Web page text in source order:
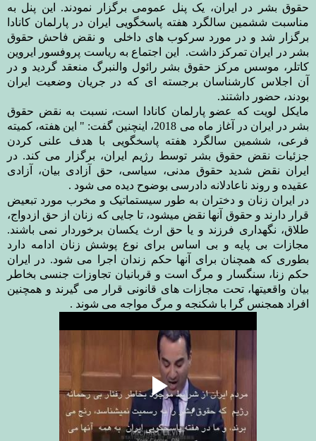
حقوق بشر در ایران، یک پنل عمومی برگزار نمودند. این پنل به
مناسبت ششمین سالگرد هفته پاسخگویی ایران در پارلمان کانادا
برگزار شد و در مورد سرکوب های داخلی و نقض فاحش حقوق
بشر در ایران تمرکز داشت. این اجتماع به ریاست پروفسور ایروین
کاتلر، موسس مرکز حقوق بشر رائول والنبرگ منعقد گردید و در
آن اجلاس کارشناسان برجسته ای که در جریان وضعیت ایران
بودند، حضور داشتند.
مایکل لویت که عضو پارلمان کانادا است، نسبت به نقض حقوق
بشر در ایران در آغاز ماه می 2018، اینچنین گفت: " این هفته، کمیته
فرعی، ششمین سالگرد هفته پاسخگویی با هدف علنی کردن
جزئیات نقض حقوق بشر توسط رژیم ایران، برگزار می کند. در
ایران نقض شدید حقوق مدنی، سیاسی، حق آزادی بیان، آزادی
عقیده و روند ناعادلانه دادرسی بوضوح دیده می شود .
در ایران زنان و دختران به طور سیستماتیک و مخرب مورد تبعیض
قرار دارند و حقوق آنها نقض میشود، تا جایی که زنان از حق ازدواج،
طلاق، نگهداری فرزند و یا حق ارث یکسان برخوردار نمی باشند.
مجازات بی پایه و بی اساس برای نوع پوشش زنان ادامه دارد
بطوری که همچنان برای آنها حکم زندان اجرا می شود. در ایران
حکم زنا، سنگسار و مرگ است و قربانیان تجاوزات جنسی بخاطر
بیان واقعیتها، تحت مجازات های قانونی قرار می گیرند و همچنین
افراد همجنس گرا با شکنجه و مرگ مواجه می شوند .